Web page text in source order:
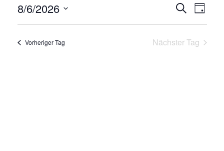
August
Suche
und
Suche
Tag
8/6/2026
Datum
Vorheriger Tag Nächster Tag